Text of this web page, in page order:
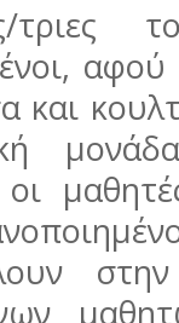
τριες
και